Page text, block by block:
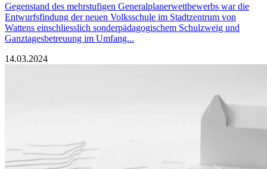
Gegenstand des mehrstufigen Generalplanerwettbewerbs war die
Entwurfsfindung der neuen Volksschule im Stadtzentrum von
Wattens einschliesslich sonderpädagogischem Schulzweig und
Ganztagesbetreuung im Umfang...
14.03.2024